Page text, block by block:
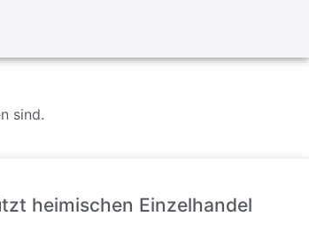
sind.
heimischen Einzelhandel